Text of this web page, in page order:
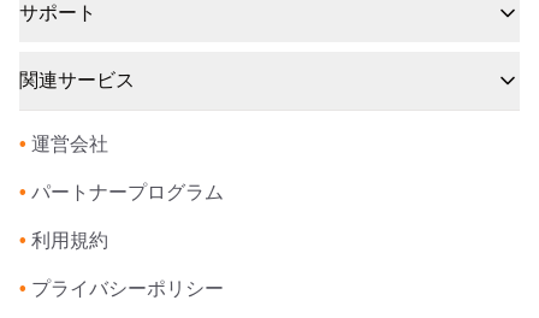
サポート
関連サービス
• 運営会社
• パートナープログラム
• 利用規約
• プライバシーポリシー